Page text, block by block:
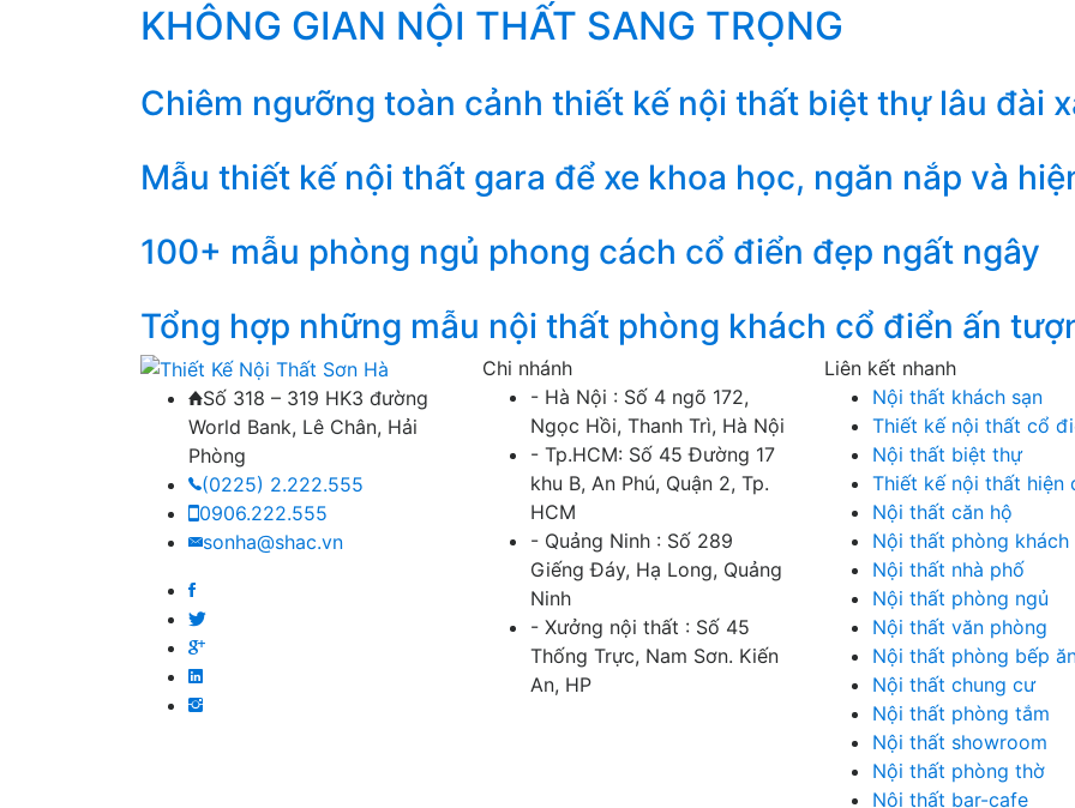
KHÔNG GIAN NỘI THẤT SANG TRỌNG
Chiêm ngưỡng toàn cảnh thiết kế nội thất biệt thự lâu đài
Mẫu thiết kế nội thất gara để xe khoa học, ngăn nắp và
100+ mẫu phòng ngủ phong cách cổ điển đẹp ngất ngây
Tổng hợp những mẫu nội thất phòng khách cổ điển ấn
Số 318 – 319 HK3 đường
World Bank, Lê Chân, Hải
Phòng
(0225) 2.222.555
0906.222.555
sonha@shac.vn
Chi nhánh
- Hà Nội : Số 4 ngõ 172,
Ngọc Hồi, Thanh Trì, Hà Nội
- Tp.HCM: Số 45 Đường 17
khu B, An Phú, Quận 2, Tp.
HCM
- Quảng Ninh : Số 289
Giếng Đáy, Hạ Long, Quảng
Ninh
- Xưởng nội thất : Số 45
Thống Trực, Nam Sơn. Kiến
An, HP
Liên kết nhanh
Nội thất khách sạn
Thiết kế nội thất cổ
Nội thất biệt thự
Thiết kế nội thất hiện
Nội thất căn hộ
Nội thất phòng khách
Nội thất nhà phố
Nội thất phòng ngủ
Nội thất văn phòng
Nội thất phòng bếp
Nội thất chung cư
Nội thất phòng tắm
Nội thất showroom
Nội thất phòng thờ
Nội thất bar-cafe